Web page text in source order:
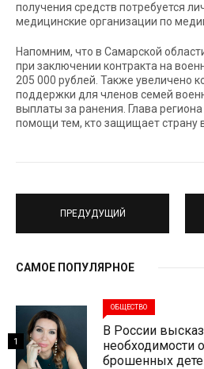
получения средств потребуется
медицинские организации по
Напомним, что в Самарской
при заключении контракта на
205 000 рублей. Также увеличено
поддержки для членов семей
выплаты за ранения. Глава
помощи тем, кто защищает страну
ПРЕДУДУЩИЙ
САМОЕ ПОПУЛЯРНОЕ
ОБЩЕСТВО
В России
необходимости
брошенных
1